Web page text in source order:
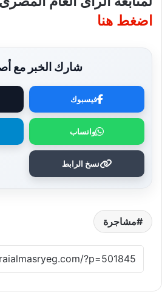
اضغط هنا
شارك الخبر مع
فيسبوك
واتساب
نسخ الرابط
مشاجرة